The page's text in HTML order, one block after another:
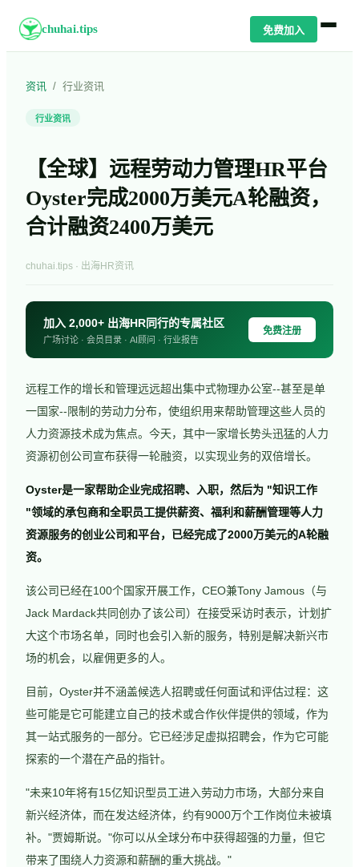
chuhai.tips 免费加入
资讯 / 行业资讯
行业资讯
【全球】远程劳动力管理HR平台
Oyster完成2000万美元A轮融资，
合计融资2400万美元
chuhai.tips · 出海HR资讯
加入 2,000+ 出海HR同行的专属社区
广场讨论 · 会员目录 · AI顾问 · 行业报告
免费注册
远程工作的增长和管理远远超出集中式物理办公室--甚至是单
一国家--限制的劳动力分布，使组织用来帮助管理这些人员的
人力资源技术成为焦点。今天，其中一家增长势头迅猛的人力
资源初创公司宣布获得一轮融资，以实现业务的双倍增长。
Oyster是一家帮助企业完成招聘、入职，然后为 "知识工作
"领域的承包商和全职员工提供薪资、福利和薪酬管理等人力
资源服务的创业公司和平台，已经完成了2000万美元的A轮融
资。
该公司已经在100个国家开展工作，CEO兼Tony Jamous（与
Jack Mardack共同创办了该公司）在接受采访时表示，计划扩
大这个市场名单，同时也会引入新的服务，特别是解决新兴市
场的机会，以雇佣更多的人。
目前，Oyster并不涵盖候选人招聘或任何面试和评估过程：这
些可能是它可能建立自己的技术或合作伙伴提供的领域，作为
其一站式服务的一部分。它已经涉足虚拟招聘会，作为它可能
探索的一个潜在产品的指针。
"未来10年将有15亿知识型员工进入劳动力市场，大部分来自
新兴经济体，而在发达经济体，约有9000万个工作岗位未被填
补。"贾姆斯说。"你可以从全球分布中获得超强的力量，但它
带来了围绕人力资源和薪酬的重大挑战。"